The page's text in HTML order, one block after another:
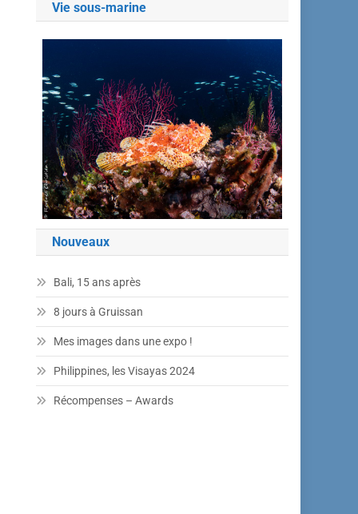
Vie sous-marine
Nouveaux
Bali, 15 ans après
8 jours à Gruissan
Mes images dans une expo !
Philippines, les Visayas 2024
Récompenses – Awards